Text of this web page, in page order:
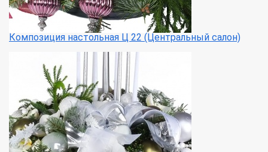
Композиция настольная Ц 22 (Центральный салон)